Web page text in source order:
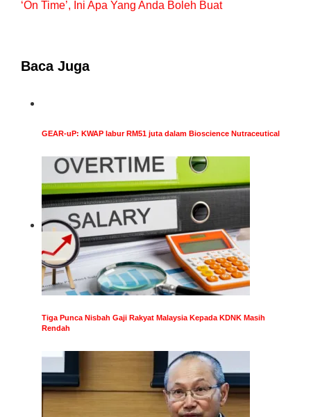
‘On Time’, Ini Apa Yang Anda Boleh Buat
Baca Juga
GEAR-uP: KWAP labur RM51 juta dalam Bioscience Nutraceutical
Tiga Punca Nisbah Gaji Rakyat Malaysia Kepada KDNK Masih
Rendah